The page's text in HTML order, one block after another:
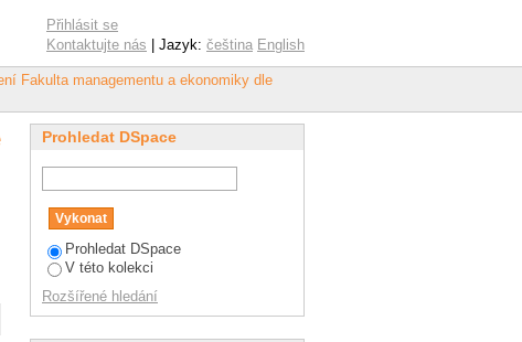
"Zlinsky region"
Přihlásit se
Kontaktujte nás | Jazyk: čeština English
Fakulta managementu a ekonomiky dle
Prohledat DSpace
Prohledat DSpace
V této kolekci
Rozšířené hledání